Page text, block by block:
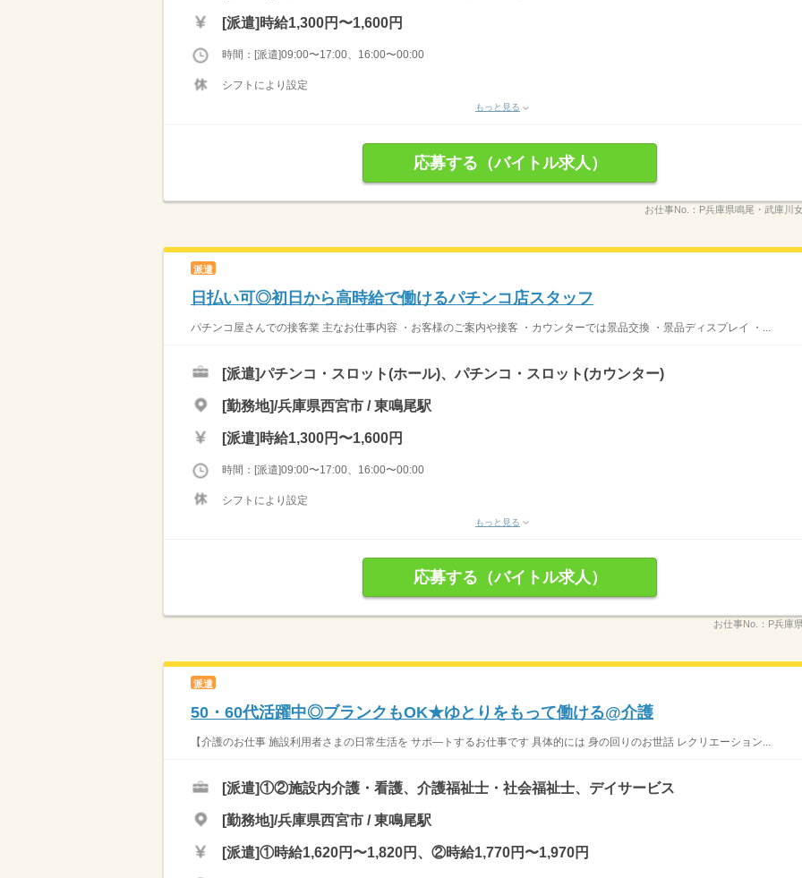
[派遣]時給1,300円〜1,600円
時間：[派遣]09:00〜17:00、16:00〜00:00
シフトにより設定
もっと見る
応募する（バイトル求人）
お仕事No.： P兵庫県鳴尾・武庫川
派遣
日払い可◎初日から高時給で働けるパチンコ店スタッフ
パチンコ屋さんでの接客業 主なお仕事内容 ・お客様のご案内や接客 ・カウンターでは景品交換 ・景品ディスプレイ ・...
[派遣]パチンコ・スロット(ホール)、パチンコ・スロット(カウンター)
[勤務地]/兵庫県西宮市 / 東鳴尾駅
[派遣] 時給1,300円〜1,600円
時間：[派遣]09:00〜17:00、16:00〜00:00
シフトにより設定
もっと見る
応募する（バイトル求人）
お仕事No.： P兵庫
派遣
50・60代活躍中◎ブランクもOK★ゆとりをもって働ける@介護
【介護のお仕事 施設利用者さまの日常生活を サポ—トするお仕事です 具体的には 身の回りのお世話 レクリエーション...
[派遣]①②施設内介護・看護、介護福祉士・社会福祉士、デイサービス
[勤務地]/兵庫県西宮市 / 東鳴尾駅
[派遣]①時給1,620円〜1,820円、②時給1,770円〜1,970円